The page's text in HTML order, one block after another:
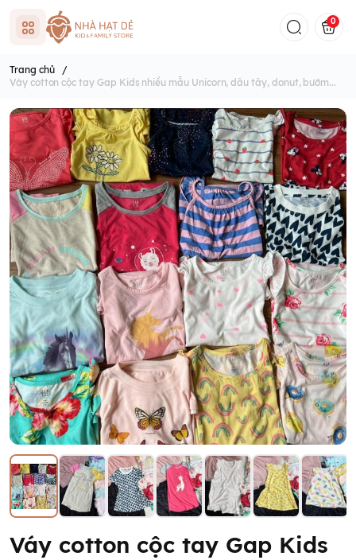
0
Trang chủ
/
Váy cotton cộc tay Gap Kids nhiều mẫu Unicorn, dâu tây, donut, bướm...
Váy cotton cộc tay Gap Kids